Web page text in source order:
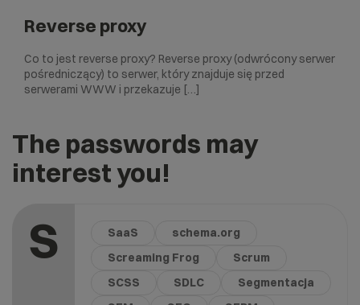
Reverse proxy
Co to jest reverse proxy? Reverse proxy (odwrócony serwer
pośredniczący) to serwer, który znajduje się przed
serwerami WWW i przekazuje […]
The passwords may
interest you!
S SaaS
schema.org
Screaming Frog
Scrum
SCSS
SDLC
Segmentacja